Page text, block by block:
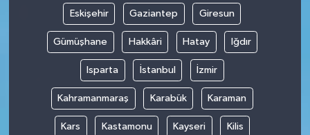
Eskişehir Gaziantep Giresun
Gümüşhane Hakkâri Hatay Iğdır
Isparta İstanbul İzmir
Kahramanmaraş Karabük Karaman
Kars Kastamonu Kayseri Kilis